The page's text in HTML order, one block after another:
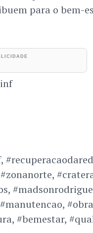
para o bem-
#bemestar,